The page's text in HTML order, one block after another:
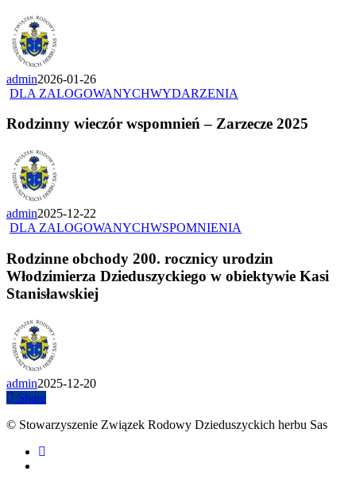
admin2026-01-26
DLA ZALOGOWANYCHWYDARZENIA
Rodzinny wieczór wspomnień – Zarzecze 2025
admin2025-12-22
DLA ZALOGOWANYCHWSPOMNIENIA
Rodzinne obchody 200. rocznicy urodzin
Włodzimierza Dzieduszyckiego w obiektywie Kasi
Stanisławskiej
admin2025-12-20
Share
© Stowarzyszenie Związek Rodowy Dzieduszyckich herbu Sas
facebook